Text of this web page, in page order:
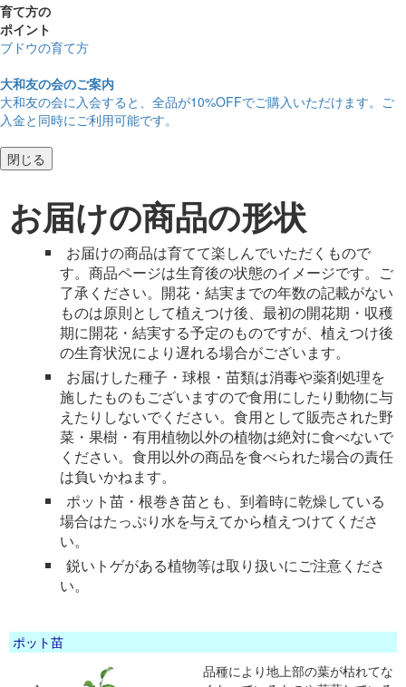
育て方の
ポイント
ブドウの育て方
大和友の会のご案内
大和友の会に入会すると、 全品が10%OFFでご購入いただけます。ご
入金と同時にご利用可能です。
閉じる
お届けの商品の形状
お届けの商品は育てて楽しんでいただくもので
す。商品ページは生育後の状態のイメージです。ご
了承ください。開花・結実までの年数の記載がない
ものは原則として植えつけ後、最初の開花期・収穫
期に開花・結実する予定のものですが、植えつけ後
の生育状況により遅れる場合がございます。
お届けした種子・球根・苗類は消毒や薬剤処理を
施したものもございますので食用にしたり動物に与
えたりしないでください。食用として販売された野
菜・果樹・有用植物以外の植物は絶対に食べないで
ください。食用以外の商品を食べられた場合の責任
は負いかねます。
ポット苗・根巻き苗とも、到着時に乾燥している
場合はたっぷり水を与えてから植えつけてくださ
い。
鋭いトゲがある植物等は取り扱いにご注意くださ
い。
ポット苗
品種により地上部の葉が枯れてな